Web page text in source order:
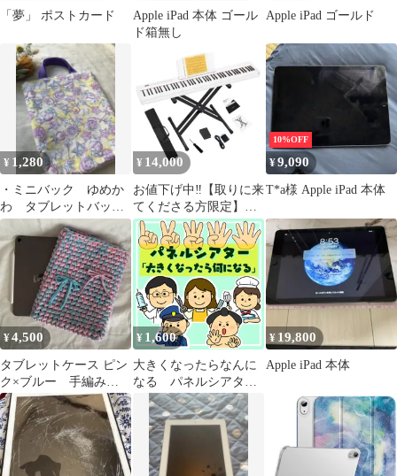
「夢」 ポストカード
Apple iPad 本体 ゴール
ド箱無し
Apple iPad ゴールド
¥ 1,280
・ミニバック ゆめか
わ タブレットバッ
ク シューズケース
ファスナー
¥ 14,000
お値下げ中‼️【取りに来
てくださる方限定】
KIMFBAY 電子ピアノ
★88鍵盤
10%OFF
¥9,090
T*a様 Apple iPad 本体
¥4,500
タブレットケース ピン
ク×ブルー 手編み
iPadケースパステル 韓
国雑貨
¥ 1,600
大きくなったらなんに
なる パネルシアタ
ー 保育教材 スケッ
チブックシアター ペ
ープサート
¥ 19,800
Apple iPad 本体